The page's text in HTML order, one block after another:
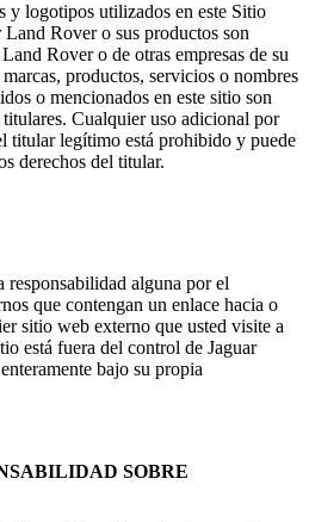
y logotipos utilizados en este Sitio
Rover o sus productos son
Rover o de otras empresas de su
productos, servicios o nombres
o mencionados en este sitio son
Cualquier uso adicional por
titular legítimo está prohibido y puede
derechos del titular.
responsabilidad alguna por el
que contengan un enlace hacia o
sitio web externo que usted visite a
está fuera del control de Jaguar
bajo su propia
SOBRE